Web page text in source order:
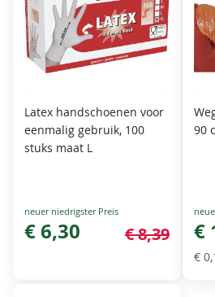
Latex handschoenen voor
eenmalig gebruik, 100
stuks maat L
Special
Price
€ 6,30 € 8,39
90
Price
€
€